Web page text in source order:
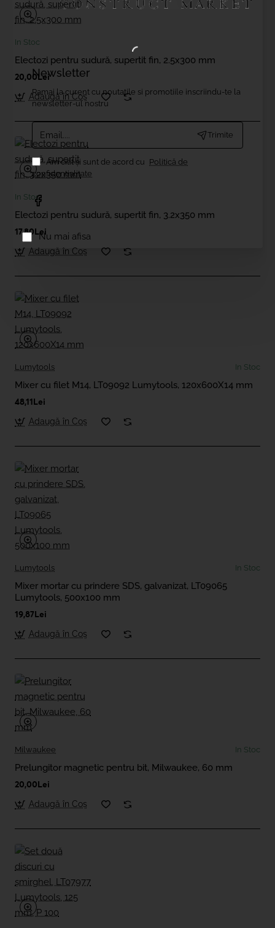
Newsletter
Ramai la curent cu noutatile si promotiile inscriindu-te la
newsletter-ul nostru
Email....
Trimite
Am citit şi sunt de acord cu Politică de
confidențialitate
Nu mai afisa
In Stoc
Electozi pentru sudură, supertit fin, 2.5x300 mm
20,00Lei
Adaugă în Coş
In Stoc
Electozi pentru sudură, supertit fin, 3.2x350 mm
17,80Lei
Adaugă în Coş
Lumytools In Stoc
Mixer cu filet M14, LT09092 Lumytools, 120x600X14 mm
48,11Lei
Adaugă în Coş
Lumytools In Stoc
Mixer mortar cu prindere SDS, galvanizat, LT09065
Lumytools, 500x100 mm
19,87Lei
Adaugă în Coş
Milwaukee In Stoc
Prelungitor magnetic pentru bit, Milwaukee, 60 mm
20,00Lei
Adaugă în Coş